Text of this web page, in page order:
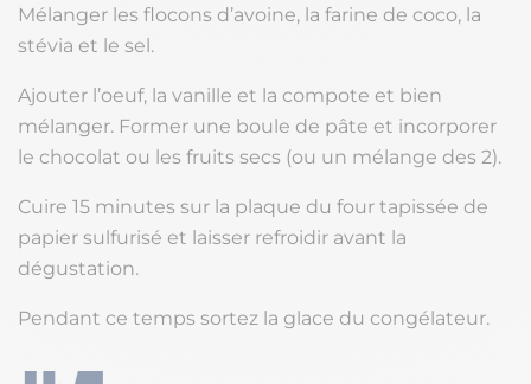
Mélanger les flocons d’avoine, la farine de coco, la
stévia et le sel.
Ajouter l’oeuf, la vanille et la compote et bien
mélanger. Former une boule de pâte et incorporer
le chocolat ou les fruits secs (ou un mélange des 2).
Cuire 15 minutes sur la plaque du four tapissée de
papier sulfurisé et laisser refroidir avant la
dégustation.
Pendant ce temps sortez la glace du congélateur.